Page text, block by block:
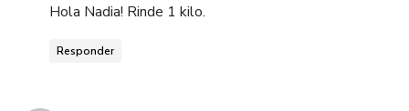
Hola Nadia! Rinde 1 kilo.
Responder